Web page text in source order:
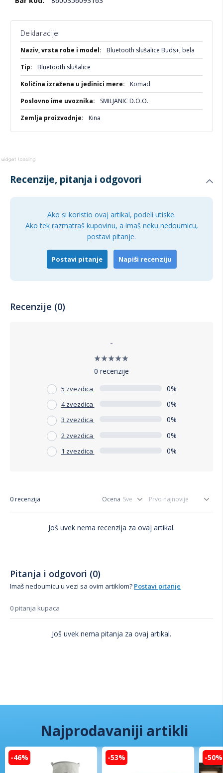
Deklaracije
Više
informacija
Bluetooth slušalice Buds+, bela
Bluetooth slušalice
Komad
SMILJANIC D.O.O.
Kina
Recenzije, pitanja i odgovori
Ako si koristio ovaj artikal, podeli utiske.
Ako tek razmatraš kupovinu, a imaš neku nedoumicu,
postavi pitanje.
Postavi pitanje Napiši recenziju
Recenzije (0)
-
0 recenzije
5 zvezdica 0%
4 zvezdica 0%
3 zvezdica 0%
2 zvezdica 0%
1 zvezdica 0%
0 recenzija Ocena
Još uvek nema recenzija za ovaj artikal.
Pitanja i odgovori (0)
Imaš nedoumicu u vezi sa ovim artiklom? Postavi pitanje
0 pitanja kupaca
Još uvek nema pitanja za ovaj artikal.
Najprodavaniji artikli
-46% -53% -50%